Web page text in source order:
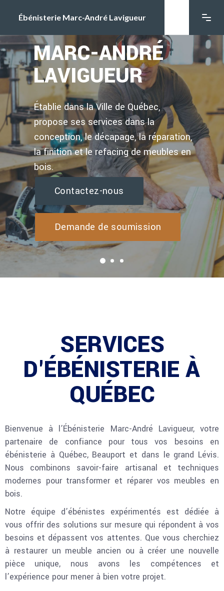
Ébénisterie Marc-André Lavigueur
MARC-ANDRÉ
LAVIGUEUR
Établie dans la Ville de Québec,
propose ses services dans la
conception, le décapage, la réparation,
la finition et le refacing de meubles en
bois.
Contactez-nous
Demande de soumission
SERVICES
D'ÉBÉNISTERIE À
QUÉBEC
Bienvenue à l’Ébénisterie Marc-André Lavigueur, votre
partenaire de confiance pour tous vos besoins en
ébénisterie à Québec, Beauport et dans le grand Lévis.
Nous combinons savoir-faire artisanal et techniques
modernes pour transformer et réparer vos meubles en
bois.
Notre équipe d’ébénistes expérimentés est dédiée à
vous offrir des solutions sur mesure qui répondent à vos
besoins et dépassent vos attentes. Que vous cherchiez
à restaurer un meuble ancien ou à créer une nouvelle
pièce unique, nous avons les compétences et
l’expérience pour mener à bien votre projet.